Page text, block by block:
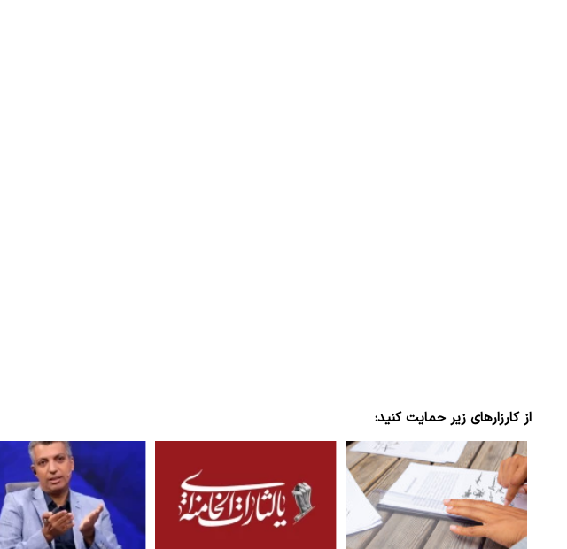
از کارزارهای زیر حمایت کنید: